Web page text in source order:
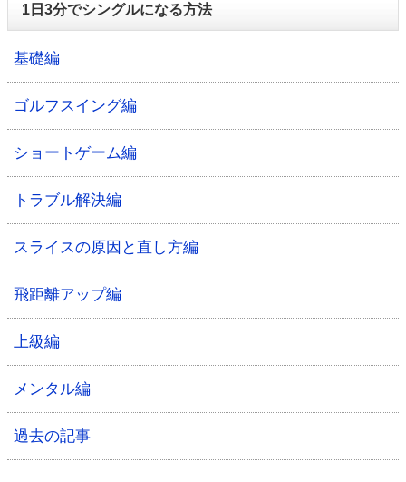
1日3分でシングルになる方法
基礎編
ゴルフスイング編
ショートゲーム編
トラブル解決編
スライスの原因と直し方編
飛距離アップ編
上級編
メンタル編
過去の記事